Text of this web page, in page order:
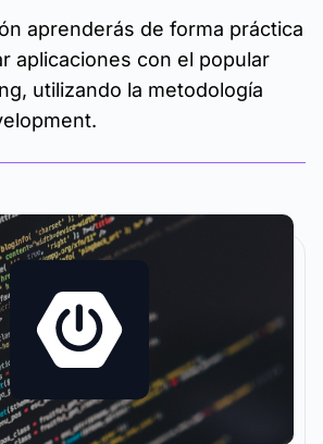
aprenderás de forma práctica
aplicaciones con el popular
utilizando la metodología
y plataforma de formación que